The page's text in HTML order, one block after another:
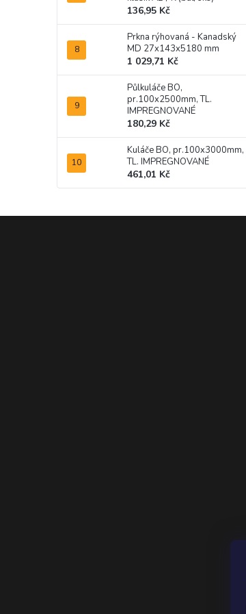
136,95 Kč
Prkna rýhovaná - Kanadský
MD 27x143x5180 mm
1 029,71 Kč
Půlkuláče BO,
pr.100x2500mm, TL.
IMPREGNOVANÉ
180,29 Kč
Kuláče BO, pr.100x3000mm,
TL. IMPREGNOVANÉ
461,01 Kč